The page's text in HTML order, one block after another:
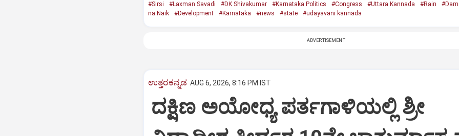
#Sirsi #Laxman Savadi #DK Shivakumar #Karnataka Politics #Congress #Uttara Kannada #Rain
na Naik
#Development #Karnataka #news #state #udayavani kannada
ADVERTISEMENT
ಉತ್ತರಕನ್ನಡ AUG 6, 2026, 8:16 PM IST
ದಕ್ಷಿಣ ಅಯೋಧ್ಯ ಪರ್ತಗಾಳಿಯಲ್ಲಿ ಶ್ರೀ